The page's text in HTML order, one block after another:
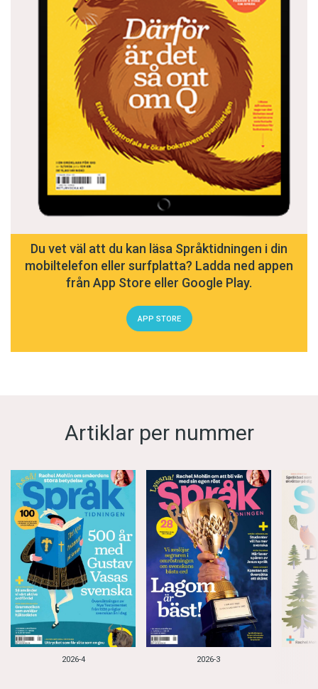
Du vet väl att du kan läsa Språktidningen i din
mobiltelefon eller surfplatta? Ladda ned appen
från App Store eller Google Play.
APP STORE
Artiklar per nummer
2026-4 2026-3